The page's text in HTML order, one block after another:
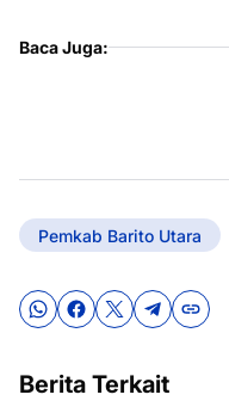
Baca Juga:
Pemkab Barito Utara
Berita Terkait